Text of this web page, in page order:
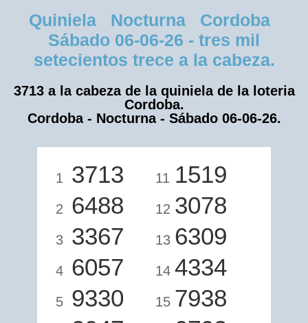
Quiniela Nocturna Cordoba
Sábado 06-06-26 - tres mil
setecientos trece a la cabeza.
3713 a la cabeza de la quiniela de la loteria
Cordoba.
Cordoba - Nocturna - Sábado 06-06-26.
1 3713
2 6488
3 3367
4 6057
5 9330
11 1519
12 3078
13 6309
14 4334
15 7938